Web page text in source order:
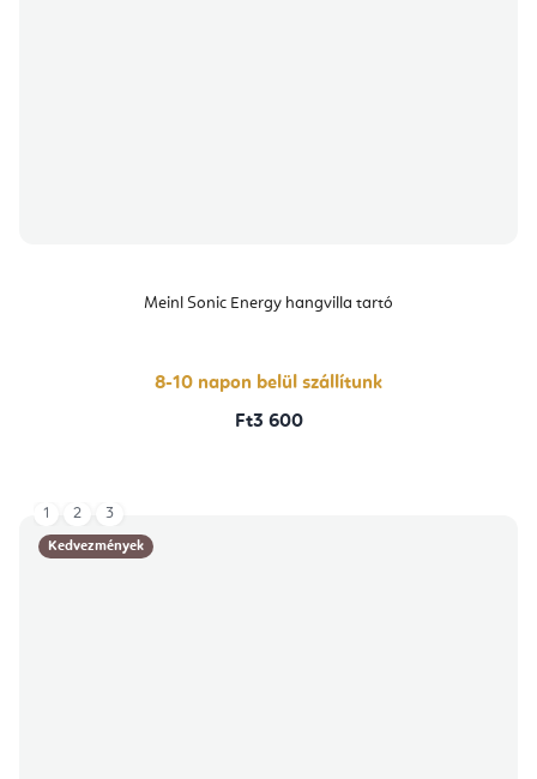
Meinl Sonic Energy hangvilla tartó
8-10 napon belül szállítunk
Ft3 600
Kedvezmények
1 2 3